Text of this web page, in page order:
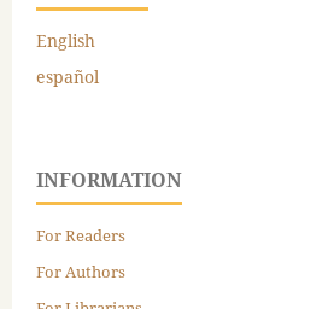
English
español
INFORMATION
For Readers
For Authors